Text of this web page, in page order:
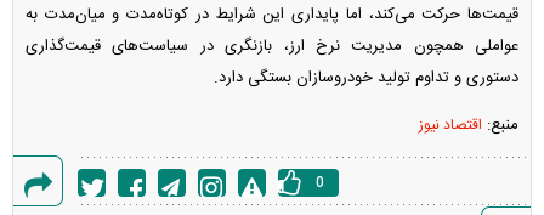
قیمت‌ها حرکت می‌کند، اما پایداری این شرایط در کوتاه‌مدت و میان‌مدت به
عواملی همچون مدیریت نرخ ارز، بازنگری در سیاست‌های قیمت‌گذاری
دستوری و تداوم تولید خودروسازان بستگی دارد.
منبع: اقتصاد نیوز
0